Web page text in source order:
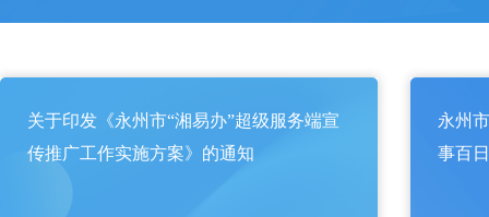
关于印发《永州市“湘易办”超级服务端宣
传推广工作实施方案》的通知
永州
事百